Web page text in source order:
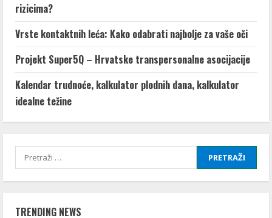
rizicima?
Vrste kontaktnih leća: Kako odabrati najbolje za vaše oči
Projekt Super5Q – Hrvatske transpersonalne asocijacije
Kalendar trudnoće, kalkulator plodnih dana, kalkulator
idealne težine
Pretraži:
TRENDING NEWS